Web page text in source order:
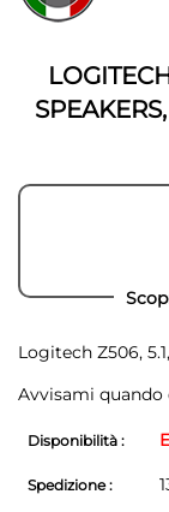
della
galleria
immagini
Logitech Z506,
Avvisami
Disponibilità :
Spedizione :